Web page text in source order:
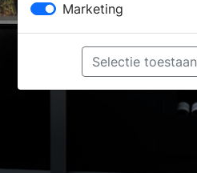
Marketing
Selectie toestaan